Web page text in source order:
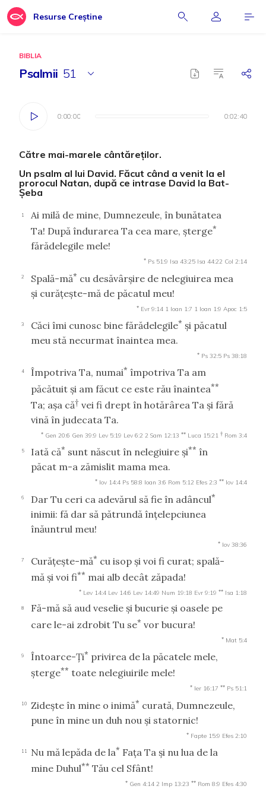
Resurse Creștine
BIBLIA
Psalmii 51
0:00:00 0:02:40
0:00:00 0:02:40
Către mai-marele cântăreţilor.
Un psalm al lui David. Făcut când a venit la el
prorocul Natan, după ce intrase David la Bat-
Şeba
1
Ai milă de mine, Dumnezeule, în bunătatea
Ta! După îndurarea Ta cea mare, şterge*
fărădelegile mele!
* Ps 51:9 Isa 43:25 Isa 44:22 Col 2:14
2 Spală-mă* cu desăvârşire de nelegiuirea mea
şi curăţeşte-mă de păcatul meu!
* Evr 9:14 1 Ioan 1:7 1 Ioan 1:9 Apoc 1:5
3 Căci îmi cunosc bine fărădelegile* şi păcatul
meu stă necurmat înaintea mea.
* Ps 32:5 Ps 38:18
4 Împotriva Ta, numai* împotriva Ta am
păcătuit şi am făcut ce este rău înaintea**
Ta; aşa că† vei fi drept în hotărârea Ta şi fără
vină în judecata Ta.
* Gen 20:6 Gen 39:9 Lev 5:19 Lev 6:2 2 Sam 12:13 ** Luca 15:21 † Rom 3:4
5 Iată că* sunt născut în nelegiuire şi** în
păcat m-a zămislit mama mea.
* Iov 14:4 Ps 58:8 Ioan 3:6 Rom 5:12 Efes 2:3 ** Iov 14:4
6 Dar Tu ceri ca adevărul să fie în adâncul*
inimii: fă dar să pătrundă înţelepciunea
înăuntrul meu!
* Iov 38:36
7 Curăţeşte-mă* cu isop şi voi fi curat; spală-
mă şi voi fi** mai alb decât zăpada!
* Lev 14:4 Lev 14:6 Lev 14:49 Num 19:18 Evr 9:19 ** Isa 1:18
8
Fă-mă să aud veselie şi bucurie şi oasele pe
care le-ai zdrobit Tu se* vor bucura!
* Mat 5:4
9 Întoarce-Ţi* privirea de la păcatele mele,
şterge** toate nelegiuirile mele!
* Ier 16:17 ** Ps 51:1
10 Zideşte în mine o inimă* curată, Dumnezeule,
pune în mine un duh nou şi statornic!
* Fapte 15:9 Efes 2:10
11 Nu mă lepăda de la* Faţa Ta şi nu lua de la
mine Duhul** Tău cel Sfânt!
* Gen 4:14 2 Imp 13:23 ** Rom 8:9 Efes 4:30